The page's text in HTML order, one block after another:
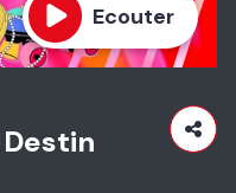
Ecouter
Destin